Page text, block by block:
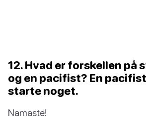
12. Hvad er forskellen på
og en pacifist? En
starte noget.
Namaste!